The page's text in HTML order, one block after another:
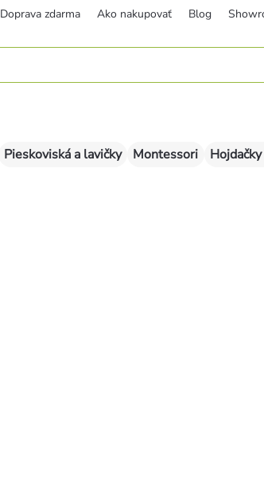
Doprava zdarma Ako nakupovať Blog
Pieskoviská a lavičky Montessori